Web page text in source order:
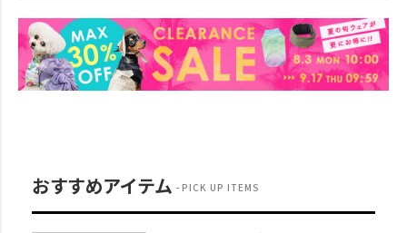
おすすめアイテム PICK UP ITEMS